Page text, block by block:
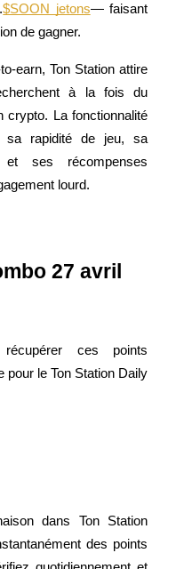
des commissions de copy
$SOON jetons— faisant
de gagner.
earn, Ton Station attire
à la fois du
crypto. La fonctionnalité
sa rapidité de jeu, sa
et ses récompenses
lourd.
27 avril
ces points
pour le Ton Station Daily
dans Ton Station
des points